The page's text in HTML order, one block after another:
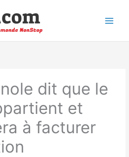
dit que le
et
à facturer